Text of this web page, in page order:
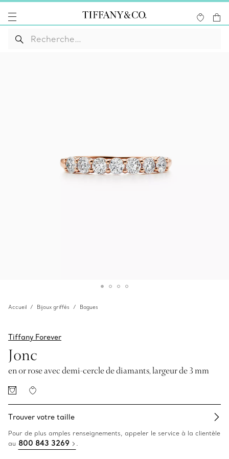
Accueil Bijoux griffés Bagues
Tiffany Forever
Jonc
en or rose avec demi-cercle de diamants, largeur de 3 mm
Trouver votre taille
Pour de plus amples renseignements, appeler le service à la clientèle
au 800 843 3269 .